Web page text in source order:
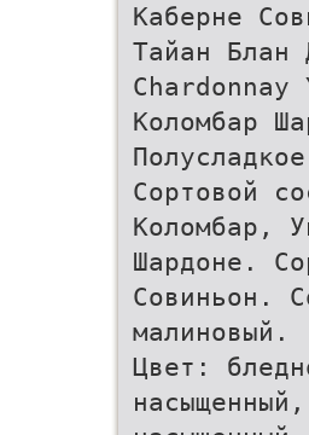
Каберне
Тайан
Chardonnay
Коломбар
Сортовой
Коломбар,
Шардоне.
Совиньон.
малиновый.
Цвет: